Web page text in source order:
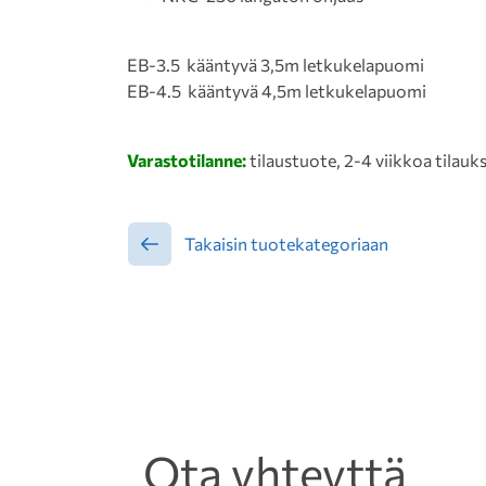
EB-3.5 kääntyvä 3,5m letkukelapuomi
EB-4.5 kääntyvä 4,5m letkukelapuomi
Varastotilanne:tilaustuote, 2-4 viikkoa
Takaisin tuotekategoriaan
Ota yhteyttä